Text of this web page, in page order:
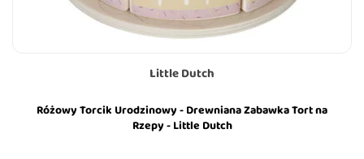
Little Dutch
Różowy Torcik Urodzinowy - Drewniana Zabawka Tort na
Rzepy - Little Dutch